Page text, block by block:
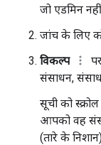
जो एडमिन
जांच के लिए
विकल्प
संसाधन,
सूची को
आपको वह
(तारे के